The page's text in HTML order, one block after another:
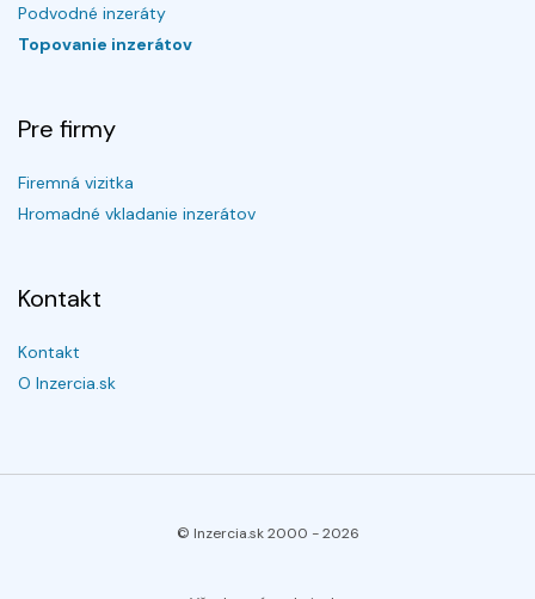
Podvodné inzeráty
Topovanie inzerátov
Pre firmy
Firemná vizitka
Hromadné vkladanie inzerátov
Kontakt
Kontakt
O Inzercia.sk
© Inzercia.sk 2000 -2026